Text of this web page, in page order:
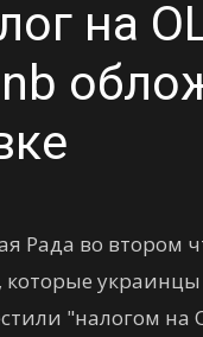
на
Рада во втором
которые
"налогом на